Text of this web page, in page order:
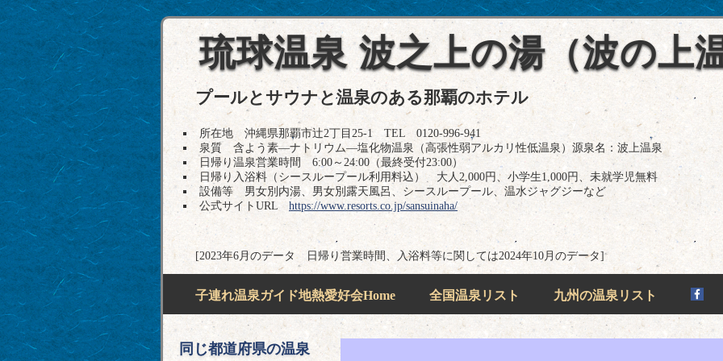
琉球温泉 波之上の湯（波の上
プールとサウナと温泉のある那覇のホテル
所在地 沖縄県那覇市辻2丁目25-1 TEL 0120-996-941
泉質 含よう素―ナトリウム―塩化物温泉（高張性弱アルカリ性低温泉）源泉名：波上温泉
日帰り温泉営業時間 6:00～24:00（最終受付23:00）
日帰り入浴料（シースループール利用料込） 大人2,000円、小学生1,000円、未就学児無料
設備等 男女別内湯、男女別露天風呂、シースループール、温水ジャグジーなど
公式サイトURL https://www.resorts.co.jp/sansuinaha/
[2023年6月のデータ 日帰り営業時間、入浴料等に関しては2024年10月のデータ]
子連れ温泉ガイド地熱愛好会Home 全国温泉リスト 九州の温泉リスト
同じ都道府県の温泉